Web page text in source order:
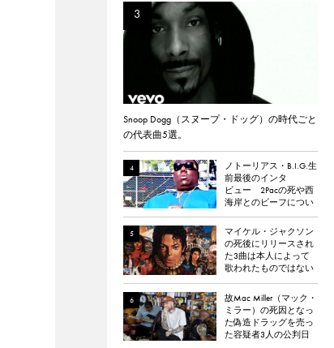
Snoop Dogg（スヌープ・ドッグ）の時代ごと
の代表曲5選。
ノトーリアス・B.I.G.生
前最後のインタ
ビュー 2Pacの死や西
海岸とのビーフについ
て語る
マイケル・ジャクソン
の死後にリリースされ
た3曲は本人によって
歌われたものではない
故Mac Miller（マック・
ミラー）の死因となっ
た偽造ドラッグを売っ
た容疑者3人の公判日